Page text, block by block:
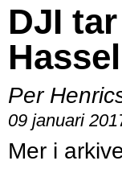
DJI
Per
09 januari